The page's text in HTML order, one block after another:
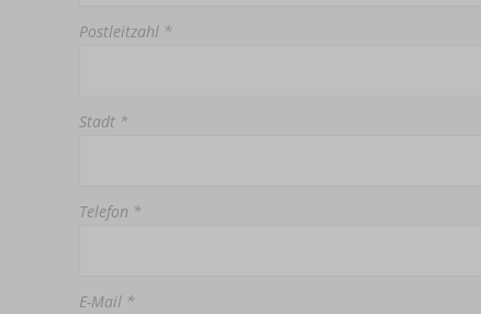
Postleitzahl *
Stadt *
Telefon *
E-Mail *